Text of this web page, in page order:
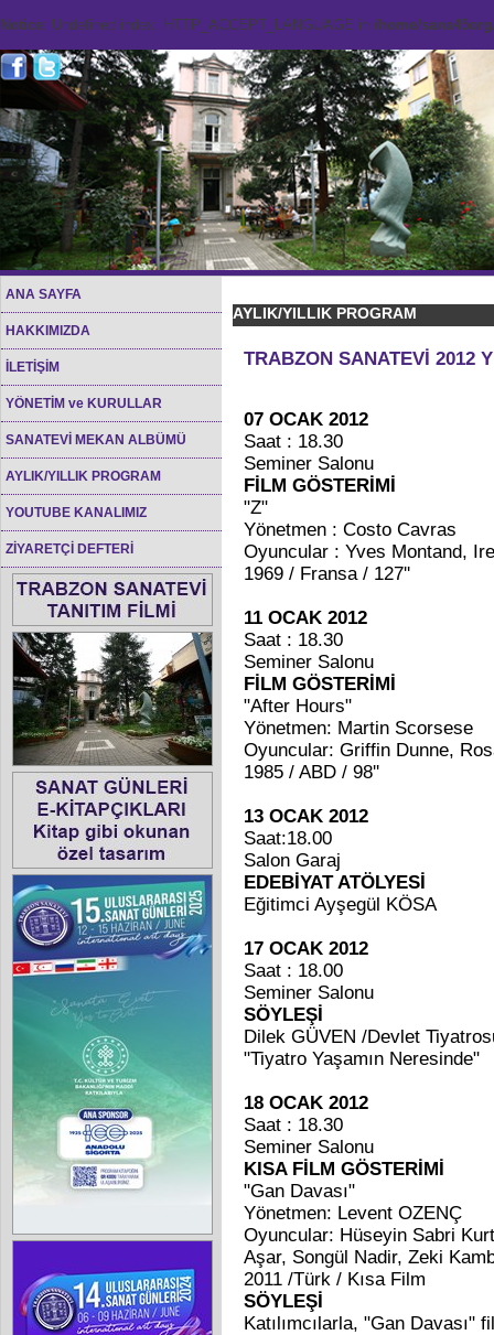
Notice: Undefined index: HTTP_ACCEPT_LANGUAGE in /home/
ANA SAYFA
HAKKIMIZDA
İLETİŞİM
YÖNETİM ve KURULLAR
SANATEVİ MEKAN ALBÜMÜ
AYLIK/YILLIK PROGRAM
YOUTUBE KANALIMIZ
ZİYARETÇİ DEFTERİ
AYLIK/YILLIK PROGRAM
TRABZON SANATEVİ 2012
07 OCAK 2012
Saat : 18.30
Seminer Salonu
FİLM GÖSTERİMİ
"Z"
Yönetmen : Costo Cavras
Oyuncular : Yves Montand,
1969 / Fransa / 127''
11 OCAK 2012
Saat : 18.30
Seminer Salonu
FİLM GÖSTERİMİ
"After Hours"
Yönetmen: Martin Scorsese
Oyuncular: Griffin Dunne,
1985 / ABD / 98''
13 OCAK 2012
Saat:18.00
Salon Garaj
EDEBİYAT ATÖLYESİ
Eğitimci Ayşegül KÖSA
17 OCAK 2012
Saat : 18.00
Seminer Salonu
SÖYLEŞİ
Dilek GÜVEN /Devlet
"Tiyatro Yaşamın Neresinde"
18 OCAK 2012
Saat : 18.30
Seminer Salonu
KISA FİLM GÖSTERİMİ
"Gan Davası"
Yönetmen: Levent OZENÇ
Oyuncular: Hüseyin Sabri
Aşar, Songül Nadir, Zeki
2011 /Türk / Kısa Film
SÖYLEŞİ
Katılımcılarla, "Gan Davası"